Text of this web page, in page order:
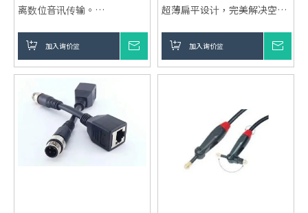
离数位音讯传输。
Apple TV、HDTV、扩大机等
多种设备。
加入询价篮
超薄扁平设计，完美解决空间
採用UTP（非遮蔽双绞线）技
术，抗干扰能力强，稳定可
加入询价篮